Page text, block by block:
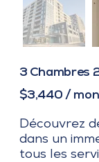
3 Chambres
$3,440 /
Découvrez
dans un
tous les